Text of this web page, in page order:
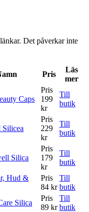
Det påverkar inte
Pris
Läs
mer
Caps
Pris
199
kr
Till
butik
Pris
229
kr
Till
butik
Silica
Pris
179
kr
Till
butik
Hud &
Pris
84 kr
Till
butik
Silica
Pris
89 kr
Till
butik